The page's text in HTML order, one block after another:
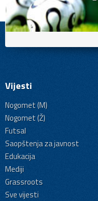
Vijesti
Nogomet (M)
Nogomet (Ž)
Futsal
Saopštenja za javnost
Edukacija
Mediji
Grassroots
Sve vijesti